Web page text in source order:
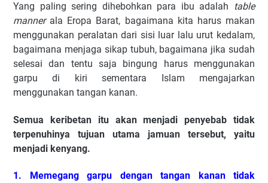
Yang paling sering dihebohkan para ibu adalah
table
mannerala Eropa Barat, bagaimana kita harus makan
menggunakan peralatan dari sisi luar lalu urut kedalam,
bagaimana menjaga sikap tubuh, bagaimana jika sudah
selesai dan tentu saja bingung harus menggunakan
garpu di kiri sementara Islam mengajarkan
menggunakan tangan kanan.
Semua keribetan itu akan menjadi penyebab tidak
terpenuhinya tujuan utama jamuan tersebut, yaitu
menjadi kenyang.
1. Memegang garpu dengan tangan kanan tidak